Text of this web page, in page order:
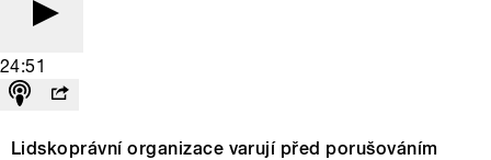
24:51
Lidskoprávní organizace varují před porušováním